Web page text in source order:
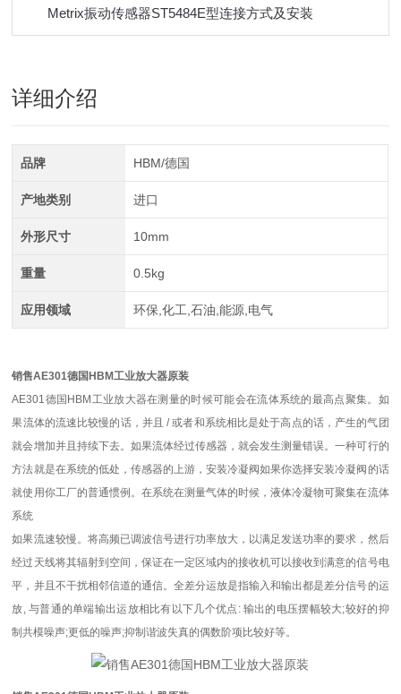
Metrix振动传感器ST5484E型连接方式及安装
详细介绍
品牌 HBM/德国
产地类别 进口
外形尺寸 10mm
重量 0.5kg
应用领域 环保,化工,石油,能源,电气
销售AE301德国HBM工业放大器原装
AE301德国HBM工业放大器在测量的时候可能会在流体系统的最高点聚集。如
果流体的流速比较慢的话，并且 / 或者和系统相比是处于高点的话，产生的气团
就会增加并且持续下去。如果流体经过传感器，就会发生测量错误。一种可行的
方法就是在系统的低处，传感器的上游，安装冷凝阀如果你选择安装冷凝阀的话
就使用你工厂的普通惯例。在系统在测量气体的时候，液体冷凝物可聚集在流体
系统
如果流速较慢。将高频已调波信号进行功率放大，以满足发送功率的要求，然后
经过天线将其辐射到空间，保证在一定区域内的接收机可以接收到满意的信号电
平，并且不干扰相邻信道的通信。全差分运放是指输入和输出都是差分信号的运
放, 与普通的单端输出运放相比有以下几个优点: 输出的电压摆幅较大;较好的抑
制共模噪声;更低的噪声;抑制谐波失真的偶数阶项比较好等。